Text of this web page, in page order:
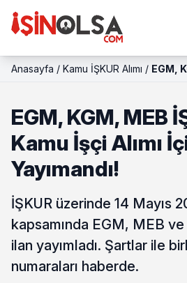
Anasayfa / Kamu İŞKUR Alımı / EGM,
EGM, KGM, MEB
Kamu İşçi Alımı
Yayımandı!
İŞKUR üzerinde 14 Mayıs
kapsamında EGM, MEB
ilan yayımladı. Şartlar ile
numaraları haberde.